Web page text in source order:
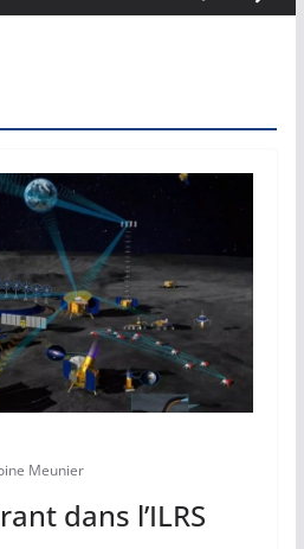
Meunier
dans l’ILRS